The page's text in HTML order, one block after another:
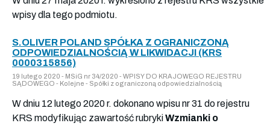
wpisy dla tego podmiotu.
S.OLIVER POLAND SPÓŁKA Z OGRANICZONĄ
ODPOWIEDZIALNOŚCIĄ W LIKWIDACJI (KRS
0000315856)
19 lutego 2020 - MSiG nr 34/2020 - WPISY DO KRAJOWEGO REJESTRU
SĄDOWEGO - Kolejne - Spółki z ograniczoną odpowiedzialnością
W dniu 12 lutego 2020 r. dokonano wpisu nr 31 do rejestru
KRS modyfikując zawartość rubrykiWzmianki o